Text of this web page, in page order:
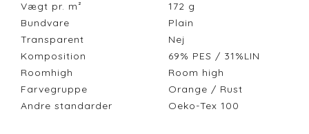
Vægt pr. m²
172 g
Bundvare
Plain
Transparent
Nej
Komposition
69% PES / 31%LIN
Roomhigh
Room high
Farvegruppe
Orange / Rust
Andre standarder
Oeko-Tex 100